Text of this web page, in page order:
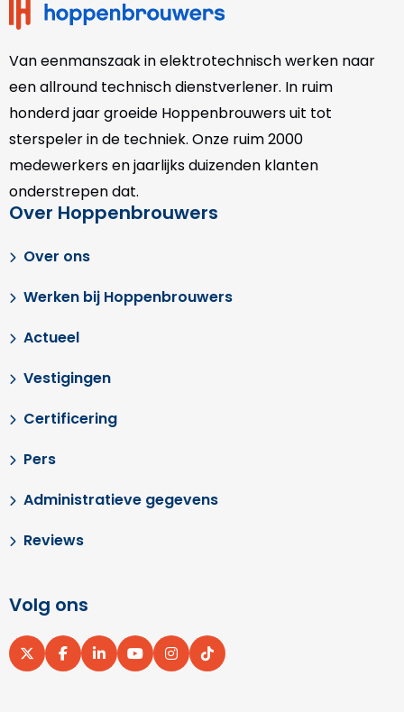
Van eenmanszaak in elektrotechnisch werken naar
een allround technisch dienstverlener. In ruim
honderd jaar groeide Hoppenbrouwers uit tot
sterspeler in de techniek. Onze ruim 2000
medewerkers en jaarlijks duizenden klanten
onderstrepen dat.
Over Hoppenbrouwers
Over ons
Werken bij Hoppenbrouwers
Actueel
Vestigingen
Certificering
Pers
Administratieve gegevens
Reviews
Volg ons
Ga
Ga
Ga
Ga
Ga
Ga